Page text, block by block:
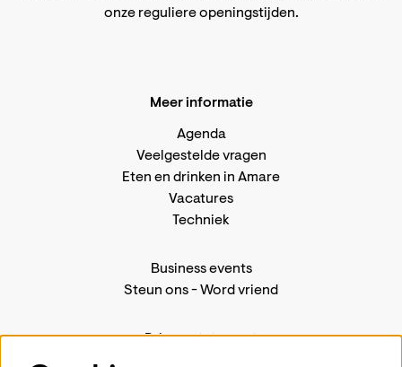
onze reguliere openingstijden.
Meer informatie
Agenda
Veelgestelde vragen
Eten en drinken in Amare
Vacatures
Techniek
Business events
Steun ons-Word vriend
Privacystatement